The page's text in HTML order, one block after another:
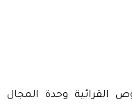
القرائية وحدة المجال